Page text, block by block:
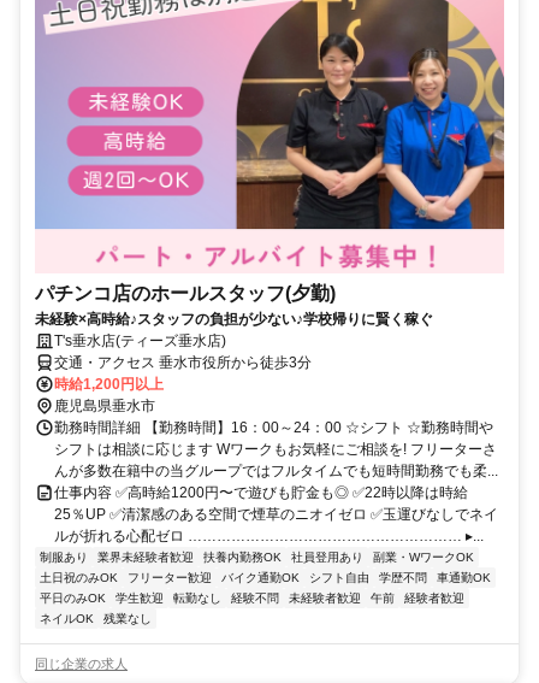
パチンコ店のホールスタッフ(夕勤)
未経験×高時給♪スタッフの負担が少ない♪学校帰りに賢く稼ぐ
T's垂水店(ティーズ垂水店)
交通・アクセス 垂水市役所から徒歩3分
時給1,200円以上
鹿児島県垂水市
勤務時間詳細 【勤務時間】16：00～24：00 ☆シフト ☆勤務時間や
シフトは相談に応じます Wワークもお気軽にご相談を! フリーターさ
んが多数在籍中の当グループではフルタイムでも短時間勤務でも柔...
仕事内容 ✅高時給1200円〜で遊びも貯金も◎ ✅22時以降は時給
25％UP ✅清潔感のある空間で煙草のニオイゼロ ✅玉運びなしでネイ
ルが折れる心配ゼロ ………………………………………………… ▸...
制服あり 業界未経験者歓迎 扶養内勤務OK 社員登用あり
副業・WワークOK
土日祝のみOK
フリーター歓迎 バイク通勤OK シフト自由 学歴不問
車通勤OK
平日のみOK
学生歓迎 転勤なし 経験不問 未経験者歓迎 午前
経験者歓迎
ネイルOK
残業なし
同じ企業の求人